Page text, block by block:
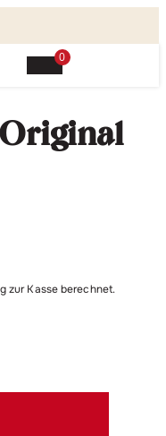
0
& hier.
zur Kasse berechnet.